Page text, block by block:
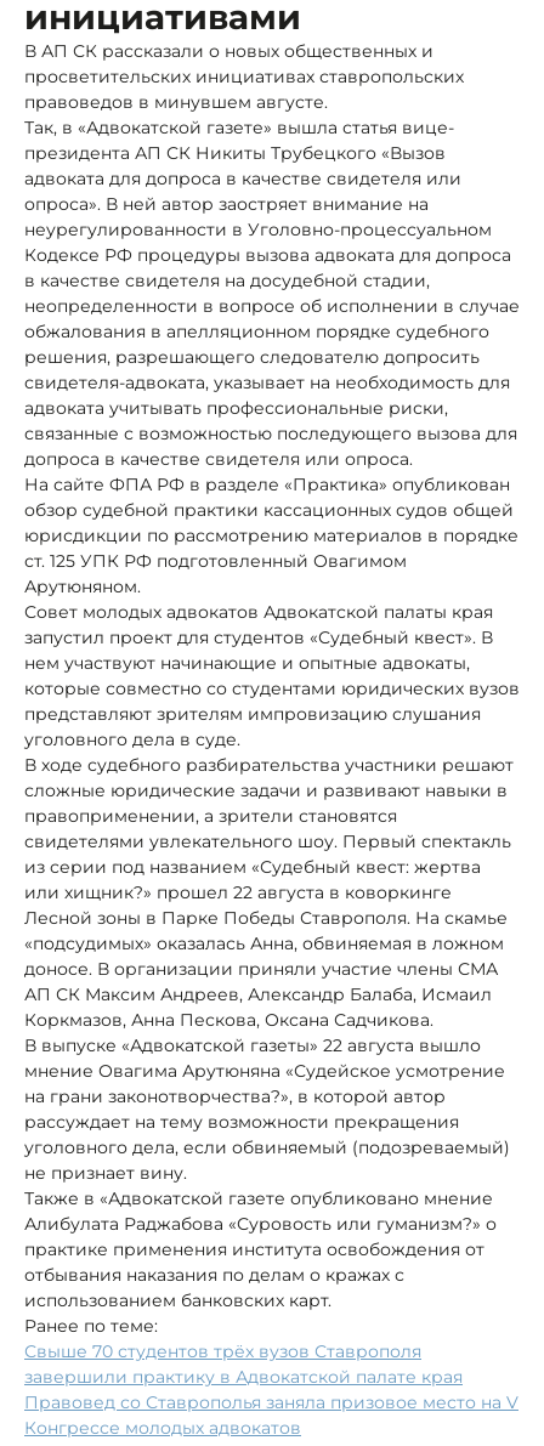
инициативами
В АП СК рассказали о новых общественных и
просветительских инициативах ставропольских
правоведов в минувшем августе.
Так, в «Адвокатской газете» вышла статья вице-
президента АП СК Никиты Трубецкого «Вызов
адвоката для допроса в качестве свидетеля или
опроса». В ней автор заостряет внимание на
неурегулированности в Уголовно-процессуальном
Кодексе РФ процедуры вызова адвоката для допроса
в качестве свидетеля на досудебной стадии,
неопределенности в вопросе об исполнении в случае
обжалования в апелляционном порядке судебного
решения, разрешающего следователю допросить
свидетеля-адвоката, указывает на необходимость для
адвоката учитывать профессиональные риски,
связанные с возможностью последующего вызова для
допроса в качестве свидетеля или опроса.
На сайте ФПА РФ в разделе «Практика» опубликован
обзор судебной практики кассационных судов общей
юрисдикции по рассмотрению материалов в порядке
ст. 125 УПК РФ подготовленный Овагимом
Арутюняном.
Совет молодых адвокатов Адвокатской палаты края
запустил проект для студентов «Судебный квест». В
нем участвуют начинающие и опытные адвокаты,
которые совместно со студентами юридических вузов
представляют зрителям импровизацию слушания
уголовного дела в суде.
В ходе судебного разбирательства участники решают
сложные юридические задачи и развивают навыки в
правоприменении, а зрители становятся
свидетелями увлекательного шоу. Первый спектакль
из серии под названием «Судебный квест: жертва
или хищник?» прошел 22 августа в коворкинге
Лесной зоны в Парке Победы Ставрополя. На скамье
«подсудимых» оказалась Анна, обвиняемая в ложном
доносе. В организации приняли участие члены СМА
АП СК Максим Андреев, Александр Балаба, Исмаил
Коркмазов, Анна Пескова, Оксана Садчикова.
В выпуске «Адвокатской газеты» 22 августа вышло
мнение Овагима Арутюняна «Судейское усмотрение
на грани законотворчества?», в которой автор
рассуждает на тему возможности прекращения
уголовного дела, если обвиняемый (подозреваемый)
не признает вину.
Также в «Адвокатской газете опубликовано мнение
Алибулата Раджабова «Суровость или гуманизм?» о
практике применения института освобождения от
отбывания наказания по делам о кражах с
использованием банковских карт.
Ранее по теме:
Свыше 70 студентов трёх вузов Ставрополя
завершили практику в Адвокатской палате края
Правовед со Ставрополья заняла призовое место на V
Конгрессе молодых адвокатов